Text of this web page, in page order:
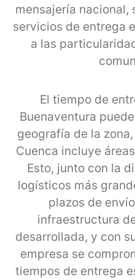
mensajería nacional,
servicios de entrega
a las
El tiempo de
Buenaventura
geografía de la
Cuenca incluye
Esto, junto con la
logísticos más
plazos de
infraestructura
desarrollada, y con
empresa se
tiempos de entrega